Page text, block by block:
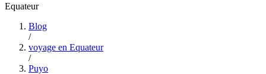
Equateur
Blog
/
voyage en Equateur
/
Puyo